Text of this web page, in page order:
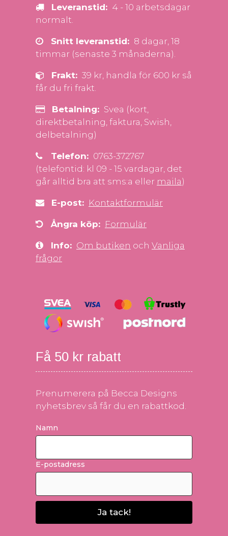
Leveranstid: 4 - 10 arbetsdagar
normalt.
Snitt leveranstid: 8 dagar, 18
timmar (senaste 3 månaderna).
Frakt: 39 kr, handla för 600 kr så
får du fri frakt.
Betalning: Svea (kort,
direktbetalning, faktura, Swish,
delbetalning)
Telefon: 0763-372767
(telefontid: kl 09 - 15 vardagar, det
går alltid bra att sms:a eller maila)
E-post: Kontaktformulär
Ångra köp: Formulär
Info: Om butiken och Vanliga
frågor
Få 50 kr rabatt
Prenumerera på Becca Designs
nyhetsbrev så får du en rabattkod.
Namn
E-postadress
Ja tack!